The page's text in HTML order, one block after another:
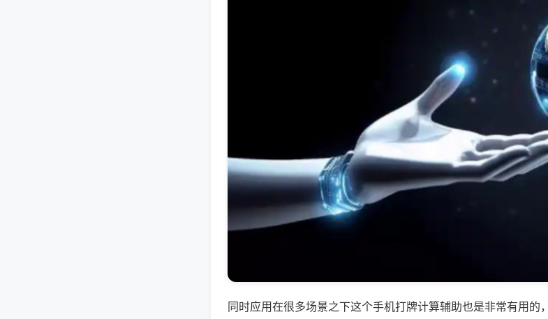
同时应用在很多场景之下这个手机打牌计算辅助也是非常有用的